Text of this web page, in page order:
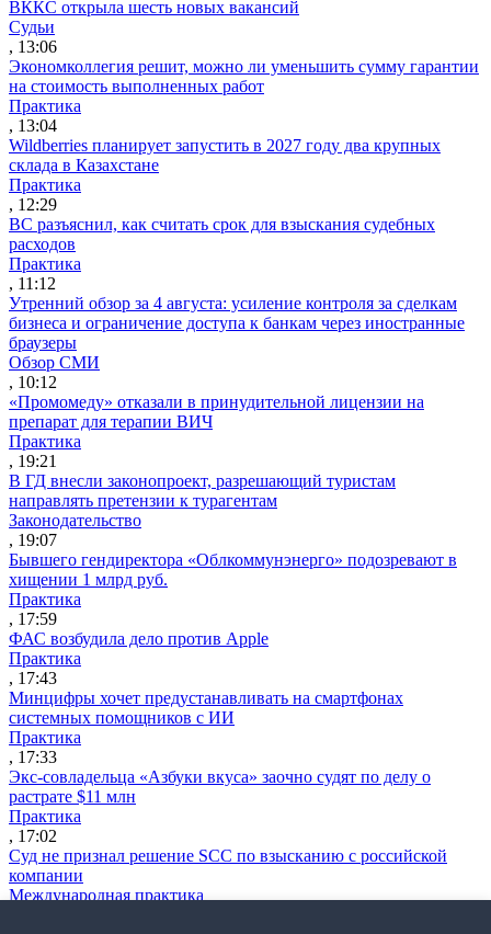
ВККС открыла шесть новых вакансий
Судьи
, 13:06
Экономколлегия решит, можно ли уменьшить сумму гарантии
на стоимость выполненных работ
Практика
, 13:04
Wildberries планирует запустить в 2027 году два крупных
склада в Казахстане
Практика
, 12:29
ВС разъяснил, как считать срок для взыскания судебных
расходов
Практика
, 11:12
Утренний обзор за 4 августа: усиление контроля за сделкам
бизнеса и ограничение доступа к банкам через иностранные
браузеры
Обзор СМИ
, 10:12
«Промомеду» отказали в принудительной лицензии на
препарат для терапии ВИЧ
Практика
, 19:21
В ГД внесли законопроект, разрешающий туристам
направлять претензии к турагентам
Законодательство
, 19:07
Бывшего гендиректора «Облкоммунэнерго» подозревают в
хищении 1 млрд руб.
Практика
, 17:59
ФАС возбудила дело против Apple
Практика
, 17:43
Минцифры хочет предустанавливать на смартфонах
системных помощников с ИИ
Практика
, 17:33
Экс-совладельца «Азбуки вкуса» заочно судят по делу о
растрате $11 млн
Практика
, 17:02
Суд не признал решение SCC по взысканию с российской
компании
Международная практика